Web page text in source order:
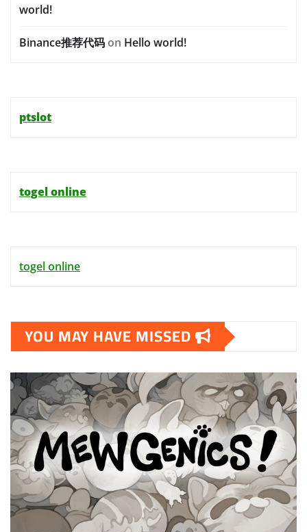
world!
Binance推荐代码 on Hello world!
ptslot
togel online
togel online
YOU MAY HAVE MISSED